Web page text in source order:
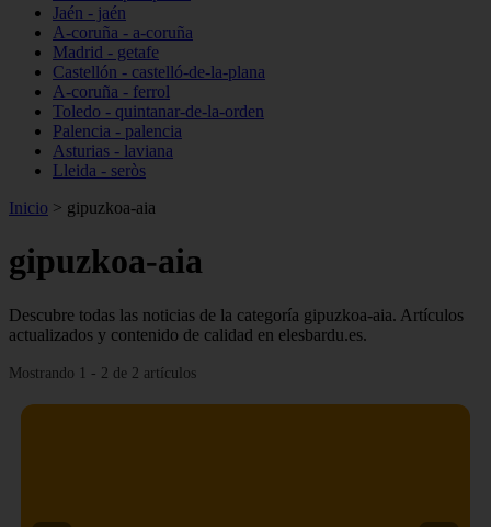
Jaén - jaén
A-coruña - a-coruña
Madrid - getafe
Castellón - castelló-de-la-plana
A-coruña - ferrol
Toledo - quintanar-de-la-orden
Palencia - palencia
Asturias - laviana
Lleida - seròs
Inicio > gipuzkoa-aia
gipuzkoa-aia
Descubre todas las noticias de la categoría gipuzkoa-aia. Artículos
actualizados y contenido de calidad en elesbardu.es.
Mostrando 1 - 2 de 2 artículos